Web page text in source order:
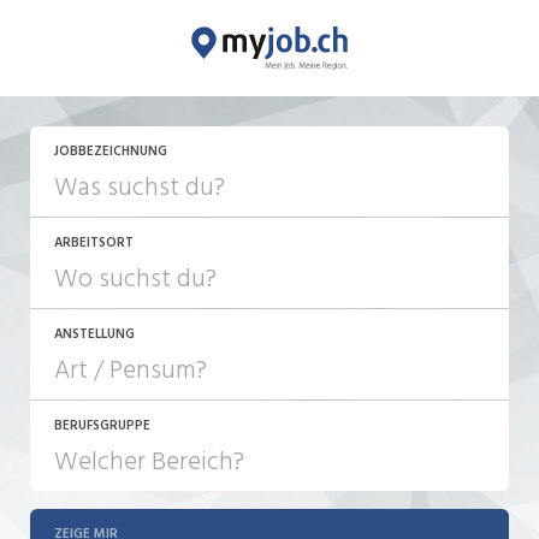
JOBBEZEICHNUNG
ARBEITSORT
ANSTELLUNG
JOB-TYP
Festanstellung
BERUFSGRUPPE
ZEIGE MIR